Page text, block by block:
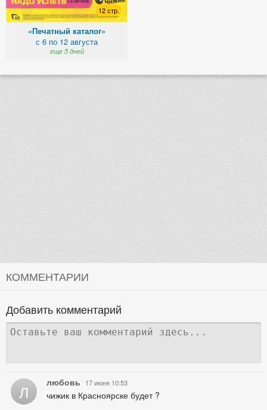
12 стр.
«Печатный каталог»
с 6 по 12 августа
еще 5 дней
КОММЕНТАРИИ
Добавить комментарий
Л любовь 17 июня 10:53
чижик в Красноярске будет ?